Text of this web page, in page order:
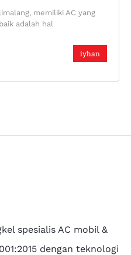
iyhan
memiliki AC yang
adalah hal
spesialis AC mobil &
dengan teknologi